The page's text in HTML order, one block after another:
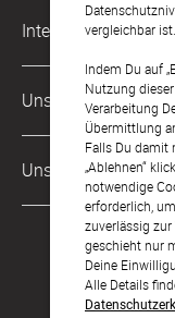
vergleichbar ist.
Indem Du auf
Nutzung
Verarbeitung
Übermittlung
Falls Du damit
„Ablehnen“
notwendige
erforderlich,
zuverlässig
geschieht nur
Deine
Alle Details
Impressum
AGB &
Zahlung &
Datenschutz
LLM's
Musterkarten
Digitale
FAQ & Hilfe
International
Österreich
Schweiz
Frankreich
Unsere
Unsere Partner